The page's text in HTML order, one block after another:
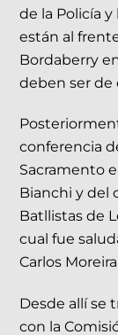
de la Policía
están al
Bordaberry
deben ser de
conferencia
Sacramento
Bianchi y del
Batllistas de
cual fue
Carlos
Desde allí se
con la